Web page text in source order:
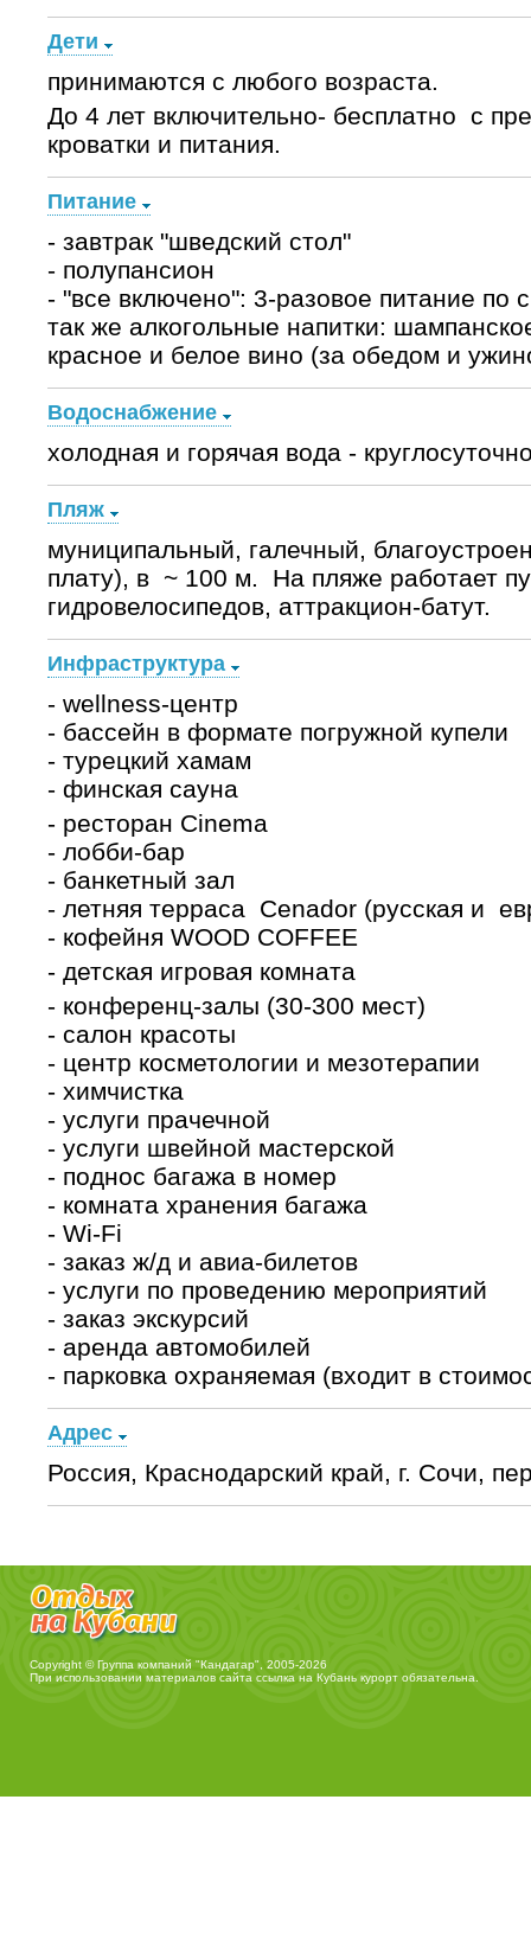
Дети
принимаются с любого возраста.
До 4 лет включительно- бесплатно с
кроватки и питания.
Питание
- завтрак "шведский стол"
- полупансион
- "все включено": 3-разовое питание по
так же алкогольные напитки:
красное и белое вино (за обедом и
Водоснабжение
холодная и горячая вода -
Пляж
муниципальный, галечный,
плату), в ~ 100 м. На пляже работает
гидровелосипедов, аттракцион-батут.
Инфраструктура
- wellness-центр
- бассейн в формате погружной купели
- турецкий хамам
- финская сауна
- ресторан Cinema
- лобби-бар
- банкетный зал
- летняя терраса Сenador (русская и
- кофейня WOOD COFFEE
- детская игровая комната
- конференц-залы (30-300 мест)
- салон красоты
- центр косметологии и мезотерапии
- химчистка
- услуги прачечной
- услуги швейной мастерской
- поднос багажа в номер
- комната хранения багажа
- Wi-Fi
- заказ ж/д и авиа-билетов
- услуги по проведению мероприятий
- заказ экскурсий
- аренда автомобилей
- парковка охраняемая (входит в
Адрес
Россия, Краснодарский край, г. Сочи,
Copyright © Группа компаний "Кандагар", 2005-2026
При использовании материалов сайта ссылка на Кубань курорт обязательна.